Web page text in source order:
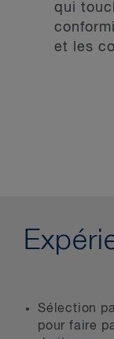
qui
et les
Sélection
pour faire